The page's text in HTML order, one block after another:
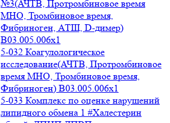
№3(АЧТВ, Протромбиновое время
МНО, Тромбиновое время,
Фибриноген, АТIII, D-димер)
B03.005.006x1
5-032 Коагулологическое
исследование(АЧТВ, Протромбиновое
время МНО, Тромбиновое время,
Фибриноген) B03.005.006x1
5-033 Комплекс по оценке нарушений
липидного обмена 1 #Халестерин